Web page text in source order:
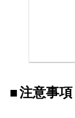
注意事項